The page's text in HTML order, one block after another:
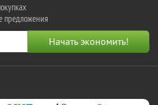
предложения